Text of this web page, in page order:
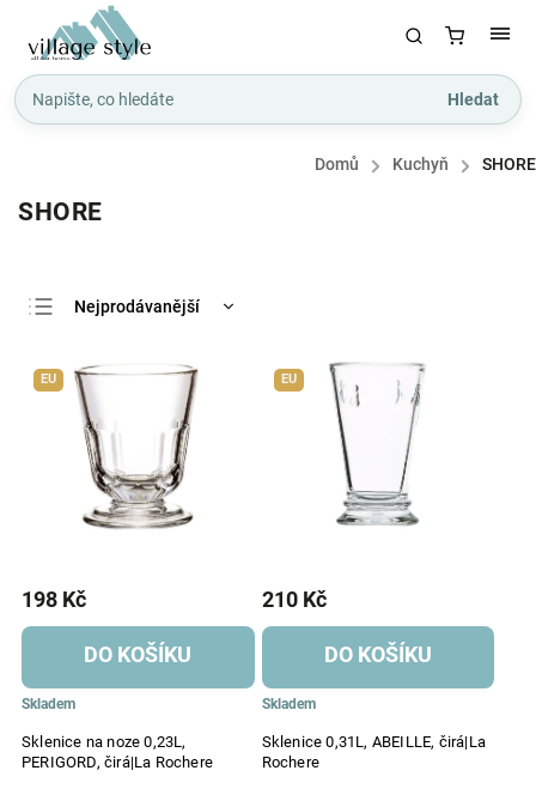
Hledat
Domů / Kuchyň / SHORE
SHORE
Nejprodávanější
Nejdražší
Abecedně
EU
Sklenice na noze 0,23L,
PERIGORD, čirá|La Rochere
Skladem
198 Kč
DO KOŠÍKU
EU
Sklenice 0,31L, ABEILLE, čirá|La
Rochere
Skladem
210 Kč
DO KOŠÍKU